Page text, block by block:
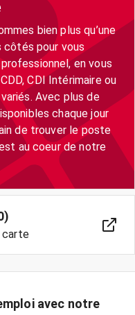
bien plus qu’une
côtés pour vous
en vous
CDI Intérimaire ou
Avec plus de
chaque jour
de trouver le poste
au coeur de notre
carte
avec notre